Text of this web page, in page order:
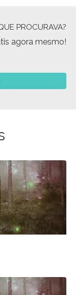
PROCURAVA?
agora mesmo!